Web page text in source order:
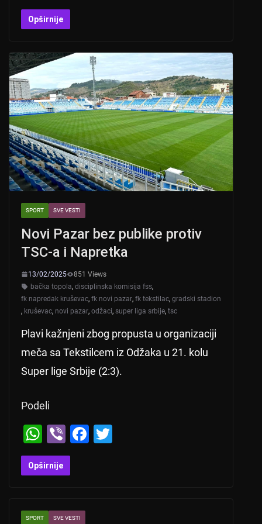
h
at
A
p
p
b
er
b
o
o
k
Opširnije
SPORT SVE VESTI
Novi Pazar bez publike protiv
TSC-a i Napretka
13/02/2025
851 Views
bačka topola, disciplinska komisija fss,
fk napredak kruševac, fk novi pazar, fk tekstilac, gradski stadion
, kruševac, novi pazar, odžaci, super liga srbije, tsc
Plavi kažnjeni zbog propusta u organizaciji
meča sa Tekstilcem iz Odžaka u 21. kolu
Super lige Srbije (2:3).
Podeli
W
h
at
A
Vi
b
er
F
Opširnije
SPORT SVE VESTI